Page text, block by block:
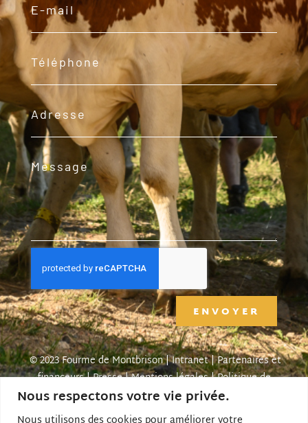
Nous respectons votre vie privée.
ENVOYER
© 2023 Fourme de Montbrison |Intranet|Partenaires et
financeurs|Presse|Mentions légales|Politique de
confidentialité| Créé par SITE LINE, agence web